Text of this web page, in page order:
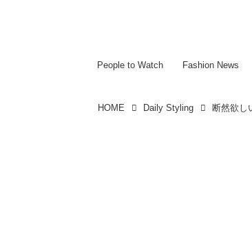
People to Watch Fashion News
HOME Daily Styling